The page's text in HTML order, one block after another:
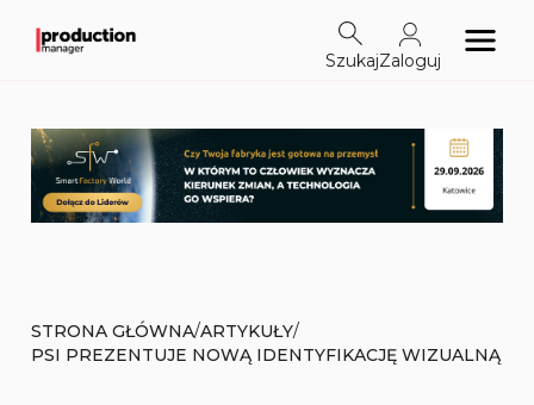
SzukajZaloguj
STRONA GŁÓWNA/ARTYKUŁY/
PSI PREZENTUJE NOWĄ IDENTYFIKACJĘ WIZUALNĄ